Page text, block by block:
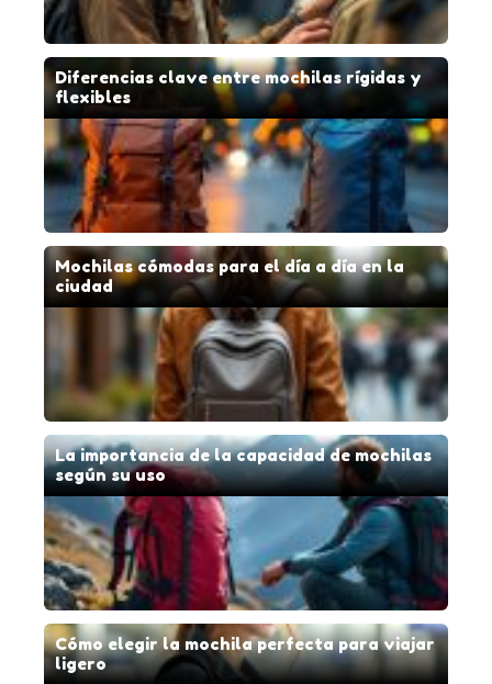
Diferencias clave entre mochilas rígidas y
flexibles
Mochilas cómodas para el día a día en la
ciudad
La importancia de la capacidad de mochilas
según su uso
Cómo elegir la mochila perfecta para viajar
ligero